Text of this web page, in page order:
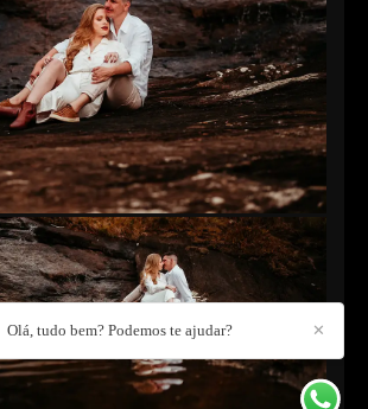
✕
Olá, tudo bem? Podemos te ajudar?